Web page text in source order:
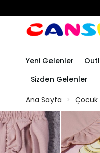
Yeni Gelenler
Sizden Gelenler
Ana Sayfa
Çocuk